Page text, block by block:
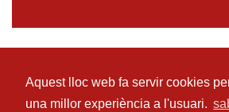
Aquest lloc web fa servir cookies
una millor experiència a l'usuari.